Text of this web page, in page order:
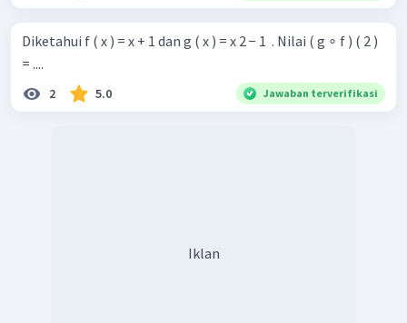
Diketahui f ( x ) = x + 1 dan g ( x ) = x 2 − 1 ​ . Nilai ( g ∘ f ) ( 2 )
= ....
2 5.0 Jawaban terverifikasi
Iklan